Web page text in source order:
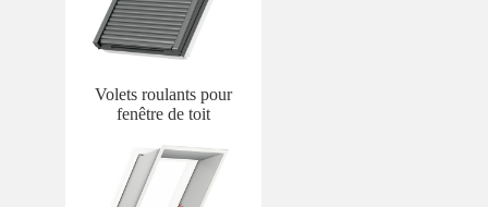
Volets roulants pour
fenêtre de toit